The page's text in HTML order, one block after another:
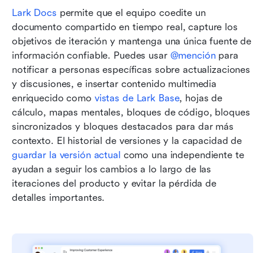
Lark Docs permite que el equipo coedite un
documento compartido en tiempo real, capture los
objetivos de iteración y mantenga una única fuente de
información confiable. Puedes usar @mención para
notificar a personas específicas sobre actualizaciones
y discusiones, e insertar contenido multimedia
enriquecido como vistas de Lark Base, hojas de
cálculo, mapas mentales, bloques de código, bloques
sincronizados y bloques destacados para dar más
guardar la versión actual como una independiente te
ayudan a seguir los cambios a lo largo de las
iteraciones del producto y evitar la pérdida de
detalles importantes.